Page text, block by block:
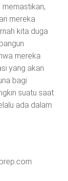
memastikan,
mereka
kita duga
mereka
yang akan
bagi
suatu saat
ada dalam